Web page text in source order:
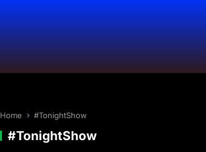
Home #TonightShow
#TonightShow